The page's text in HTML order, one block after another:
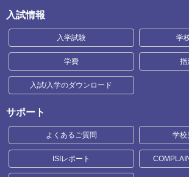
入試情報
入学試験 学
学費 指
入試/入学のダウンロード
サポート
よくあるご質問 学校
ISIレポート